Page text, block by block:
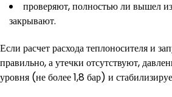
проверяют, полностью ли вышел
закрывают.
Если расчет расхода теплоносителя и
правильно, а утечки отсутствуют,
уровня (не более 1,8 бар) и